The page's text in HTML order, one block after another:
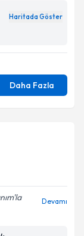
Haritada Göster
Daha Fazla
Devamı